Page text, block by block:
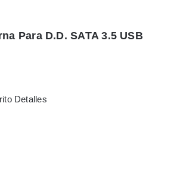
Para D.D. SATA 3.5 USB
Detalles